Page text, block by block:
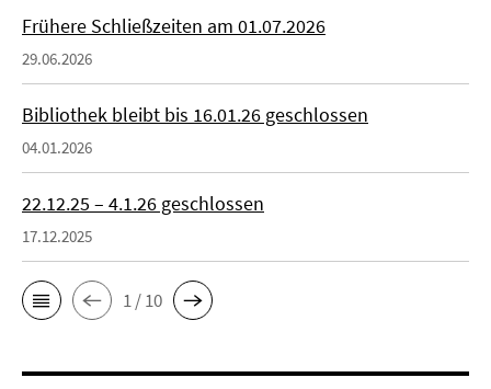
Frühere Schließzeiten am 01.07.2026
29.06.2026
Bibliothek bleibt bis 16.01.26 geschlossen
04.01.2026
22.12.25 – 4.1.26 geschlossen
17.12.2025
1 / 10